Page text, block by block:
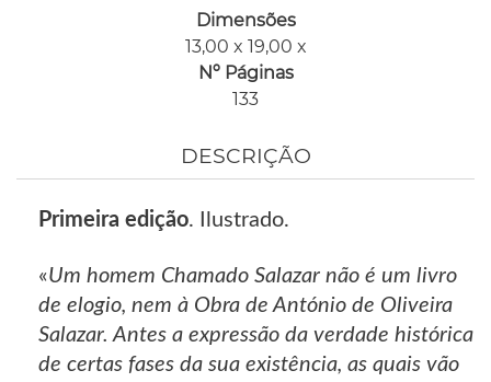
Dimensões
13,00 x 19,00 x
Nº Páginas
133
DESCRIÇÃO
Primeira edição. Ilustrado.
«Um homem Chamado Salazar não é um livro
de elogio, nem à Obra de António de Oliveira
Salazar. Antes a expressão da verdade histórica
de certas fases da sua existência, as quais vão